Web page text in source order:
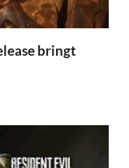
bringt